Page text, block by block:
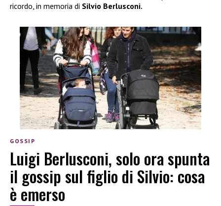
ricordo, in memoria di Silvio Berlusconi.
GOSSIP
Luigi Berlusconi, solo ora spunta
il gossip sul figlio di Silvio: cosa
è emerso